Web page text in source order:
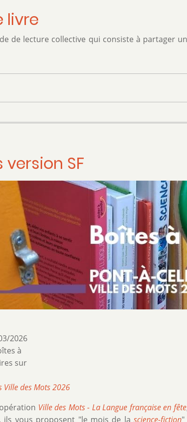
livre
de lecture collective qui consiste à partager
SF
2026
à
sur
Ville des Mots 2026
Ville des Mots - La Langue française en fête
vous proposent "le mois de la science-fiction"